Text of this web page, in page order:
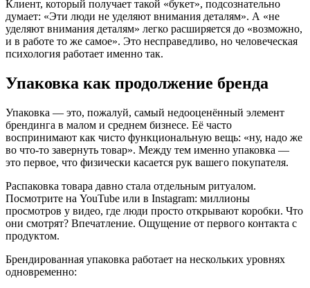
Клиент, который получает такой «букет», подсознательно
думает: «Эти люди не уделяют внимания деталям». А «не
уделяют внимания деталям» легко расширяется до «возможно,
и в работе то же самое». Это несправедливо, но человеческая
психология работает именно так.
Упаковка как продолжение бренда
Упаковка — это, пожалуй, самый недооценённый элемент
брендинга в малом и среднем бизнесе. Её часто
воспринимают как чисто функциональную вещь: «ну, надо же
во что-то завернуть товар». Между тем именно упаковка —
это первое, что физически касается рук вашего покупателя.
Распаковка товара давно стала отдельным ритуалом.
Посмотрите на YouTube или в Instagram: миллионы
просмотров у видео, где люди просто открывают коробки. Что
они смотрят? Впечатление. Ощущение от первого контакта с
продуктом.
Брендированная упаковка работает на нескольких уровнях
одновременно: